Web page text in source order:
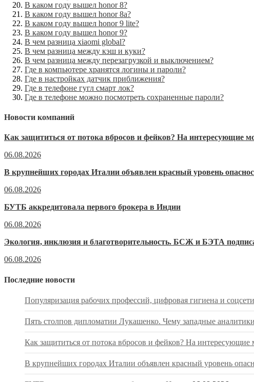
В каком году вышел honor 8?
В каком году вышел honor 8a?
В каком году вышел honor 9 lite?
В каком году вышел honor 9?
В чем разница xiaomi global?
В чем разница между кэш и куки?
В чем разница между перезагрузкой и выключением?
Где в компьютере хранятся логины и пароли?
Где в настройках датчик приближения?
Где в телефоне гугл смарт лок?
Где в телефоне можно посмотреть сохраненные пароли?
Новости компаний
Как защититься от потока вбросов и фейков? На интересующие
06.08.2026
В крупнейших городах Италии объявлен красный уровень
06.08.2026
БУТБ аккредитовала первого брокера в Индии
06.08.2026
Экология, инклюзия и благотворительность. БСЖ и БЭТА
06.08.2026
Последние новости
Популяризация рабочих профессий, цифровая гигиена и
Пять столпов дипломатии Лукашенко. Чему западные
Как защититься от потока вбросов и фейков? На
В крупнейших городах Италии объявлен красный уровень